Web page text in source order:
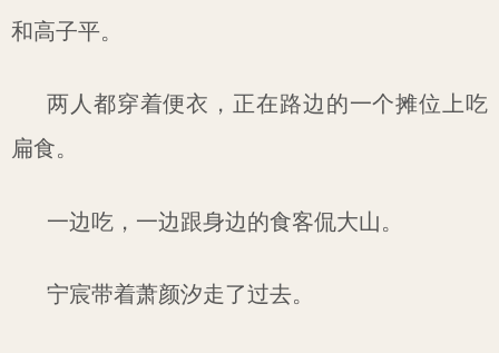
和高子平。
两人都穿着便衣，正在路边的一个摊位上吃
扁食。
一边吃，一边跟身边的食客侃大山。
宁宸带着萧颜汐走了过去。